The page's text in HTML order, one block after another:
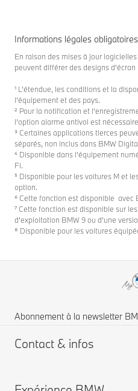
Informations légales
En raison des mises à jour
peuvent différer des designs
¹ L’étendue, les conditions et la
l’équipement et des pays.
² Pour la notification et
l’option alarme antivol est
³ Certaines applications tierces
séparés, non inclus dans BMW
⁴ Disponible dans l’équipement
Fi.
⁵ Disponible pour les voitures M et
option.
⁶ Cette fonction est disponible avec
⁷ Cette fonction est disponible sur
d'exploitation BMW 9 ou d'une
⁸ Disponible pour les voitures
Abonnement à la newsletter
Contact & infos
Aide & Contact